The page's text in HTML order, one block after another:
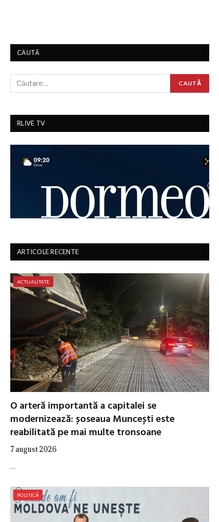
CAUTĂ
RLIVE TV
ARTICOLE RECENTE
ACTUALITATE
O arteră importantă a capitalei se
modernizează: șoseaua Muncești este
reabilitată pe mai multe tronsoane
7 august 2026
…
POLITICĂ